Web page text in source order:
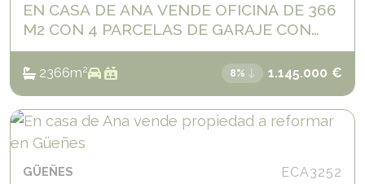
EN CASA DE ANA VENDE OFICINA DE 366
M2 CON 4 PARCELAS DE GARAJE CON
ACCESO DIRECTO.
2366m2 8% 1.145.000 €
GÜEÑES ECA3252